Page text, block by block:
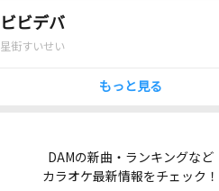
ビビデバ
星街すいせい
もっと見る
DAMの新曲・ランキングなど
カラオケ最新情報をチェック！